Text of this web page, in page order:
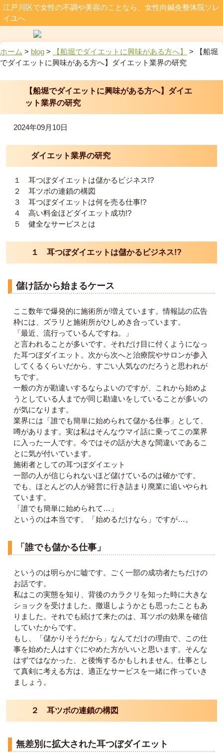
江戸川区で女性の不調や美容のことなら、女性向鍼灸整体院ソレ
イユへ
ホーム > blog > 【船堀でダイエットに興味がある方へ】 >
【船堀
でダイエットに興味がある方へ】ダイエット業界の研究
【船堀でダイエットに興味がある方へ】ダイエ
ット業界の研究
2024年09月10日
ダイエット業界の研究
１ 耳つぼダイエットは儲かるビジネス!?
２ 耳ツボの連鎖の構図
３ 耳つぼダイエットは何を売る仕事!?
４ 高い料金ほどダイエット成功!?
５ 健全なサービスとは
１ 耳つぼダイエットは儲かるビジネス!?
儲け話から始まるケース
ここ数年で爆発的に施術所が増えています。情報誌の広告
枠には、ズラリと施術所がひしめき合っています。
「最近、流行っているんですね。」
と言われることが多いです。それだけ目に付くようになっ
た耳つぼダイエット。次から次へと治療院やサロンが参入
してくるくらいだから、すごい人気なのだろうと思われが
ちです。
一般の方が勘違いするならよいのですが、これから始めよ
うとしている人までが同じ勘違いをしていることが多いの
が気になります。
業界には「誰でも簡単に始められて儲かる仕事」として、
噂があります。実は私はそんなウマイ話に乗ってこの業界
に入った一人です。今ではその話が大きな間違いであるこ
とに気が付いています。
施術者としての耳つぼダイエット
一部の人が信じられないほど儲けているのは確かです。
でも、ほとんどの人が経営に行き詰まり廃業に追いやられ
ています。
「誰でも簡単に始められて…」
というのは本当です。「始めるだけなら」ですが…。
「誰でも儲かる仕事」
というのは明らかに嘘です。ごく一部の成功者たちだけの
お話です。
私はこの実態を知り、背後のカラクリを知った時に大きな
ショックを受けました。撤退しようかとも思ったこともあ
りました。それでも続けて来たのは、耳ツボの効果を確信
していたからです。
もし、「儲かりそうだから」なんてだけの理由で、この仕
事を始めた人はすぐにやめた方がいいと思います。そんな
はずではなかった、と後悔するかもしれません。仕事とし
て真剣に考える方は、適正なサービスを一緒に作っていき
ましょう。
２ 耳ツボの連鎖の構図
無差別に拡大された耳つぼダイエット